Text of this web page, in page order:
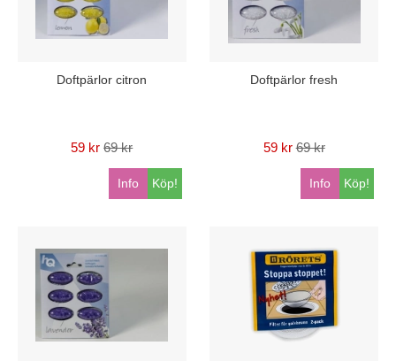
Doftpärlor citron
59 kr 69 kr
Köp!
Info
Doftpärlor fresh
59 kr 69 kr
Köp!
Info